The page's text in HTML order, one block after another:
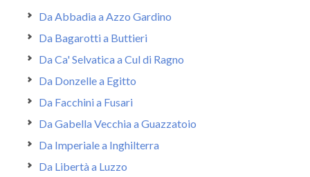
Da Abbadia a Azzo Gardino
Da Bagarotti a Buttieri
Da Ca' Selvatica a Cul di Ragno
Da Donzelle a Egitto
Da Facchini a Fusari
Da Gabella Vecchia a Guazzatoio
Da Imperiale a Inghilterra
Da Libertà a Luzzo